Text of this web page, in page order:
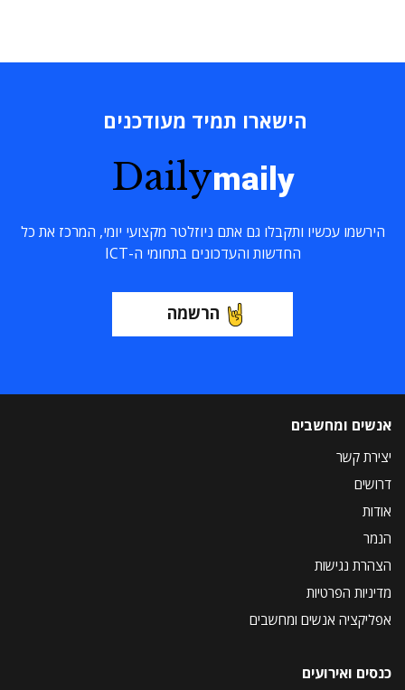
הישארו תמיד מעודכנים
Dailymaily
הירשמו עכשיו ותקבלו גם אתם ניוזלטר מקצועי יומי, המרכז את כל
החדשות והעדכונים בתחומי ה-ICT
הרשמה
אנשים ומחשבים
יצירת קשר
דרושים
אודות
הנמר
הצהרת נגישות
מדיניות הפרטיות
אפליקציה אנשים ומחשבים
כנסים ואירועים